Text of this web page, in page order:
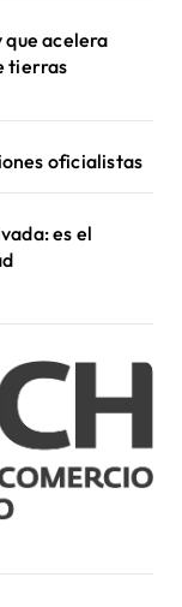
que acelera
tierras
oficialistas
es el